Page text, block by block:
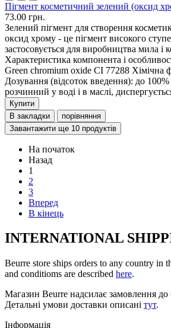
Пігмент косметичний зелений (оксид
73.00 грн.
Зелений пігмент для створення
оксид хрому - це пігмент високого
застосовується для виробництва мила і
Характеристика компонента і
Green chromium oxide CI 77288 Хімічна
Дозування (відсоток введення): до
розчинний у воді і в маслі,
Купити
В закладки
порівняння
Завантажити ще 10 продуктів
На початок
Назад
1
2
3
Вперед
В кінець
INTERNATIONAL
Beurre store ships orders to any country in
and conditioms are described here.
Магазин Beurre надсилає замовлення до
Детальні умови доставки описані тут.
Інформація